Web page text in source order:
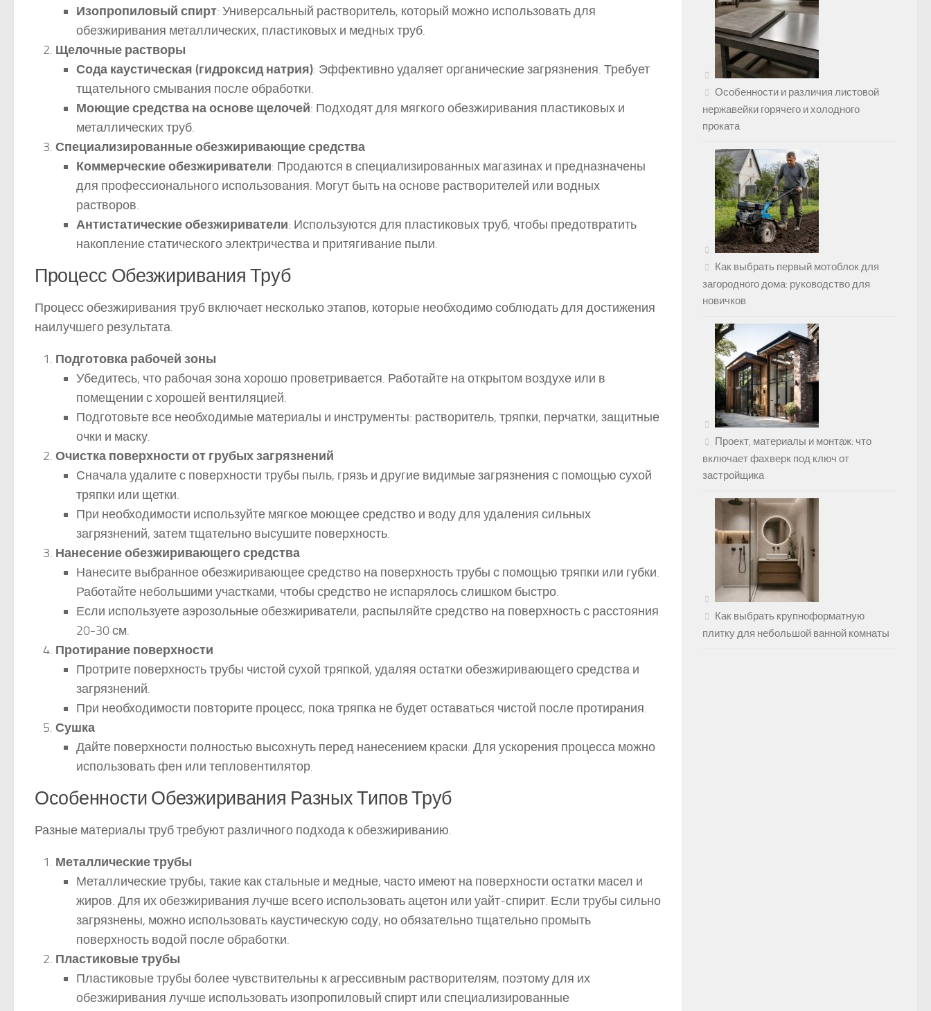
Изопропиловый спирт: Универсальный растворитель, который можно использовать для
обезжиривания металлических, пластиковых и медных труб.
Щелочные растворы
Сода каустическая (гидроксид натрия): Эффективно удаляет органические загрязнения. Требует
тщательного смывания после обработки.
Моющие средства на основе щелочей: Подходят для мягкого обезжиривания пластиковых и
металлических труб.
Специализированные обезжиривающие средства
Коммерческие обезжириватели: Продаются в специализированных магазинах и предназначены
для профессионального использования. Могут быть на основе растворителей или водных
растворов.
Антистатические обезжириватели: Используются для пластиковых труб, чтобы предотвратить
накопление статического электричества и притягивание пыли.
Процесс Обезжиривания Труб
Процесс обезжиривания труб включает несколько этапов, которые необходимо соблюдать для достижения
наилучшего результата.
Подготовка рабочей зоны
Убедитесь, что рабочая зона хорошо проветривается. Работайте на открытом воздухе или в
помещении с хорошей вентиляцией.
Подготовьте все необходимые материалы и инструменты: растворитель, тряпки, перчатки, защитные
очки и маску.
Очистка поверхности от грубых загрязнений
Сначала удалите с поверхности трубы пыль, грязь и другие видимые загрязнения с помощью сухой
тряпки или щетки.
При необходимости используйте мягкое моющее средство и воду для удаления сильных
загрязнений, затем тщательно высушите поверхность.
Нанесение обезжиривающего средства
Нанесите выбранное обезжиривающее средство на поверхность трубы с помощью тряпки или губки.
Работайте небольшими участками, чтобы средство не испарялось слишком быстро.
Если используете аэрозольные обезжириватели, распыляйте средство на поверхность с расстояния
20-30 см.
Протирание поверхности
Протрите поверхность трубы чистой сухой тряпкой, удаляя остатки обезжиривающего средства и
загрязнений.
При необходимости повторите процесс, пока тряпка не будет оставаться чистой после протирания.
Сушка
Дайте поверхности полностью высохнуть перед нанесением краски. Для ускорения процесса можно
использовать фен или тепловентилятор.
Особенности Обезжиривания Разных Типов Труб
Разные материалы труб требуют различного подхода к обезжириванию.
Металлические трубы
Металлические трубы, такие как стальные и медные, часто имеют на поверхности остатки масел и
жиров. Для их обезжиривания лучше всего использовать ацетон или уайт-спирит. Если трубы сильно
загрязнены, можно использовать каустическую соду, но обязательно тщательно промыть
поверхность водой после обработки.
Пластиковые трубы
Пластиковые трубы более чувствительны к агрессивным растворителям, поэтому для их
обезжиривания лучше использовать изопропиловый спирт или специализированные
Особенности и различия листовой
нержавейки горячего и холодного
проката
Как выбрать первый мотоблок для
загородного дома: руководство для
новичков
Проект, материалы и монтаж: что
включает фахверк под ключ от
застройщика
Как выбрать крупноформатную
плитку для небольшой ванной комнаты